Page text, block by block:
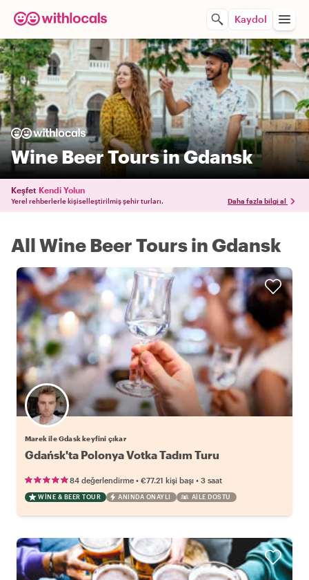
Kaydol
Wine Beer Tours in Gdansk
Keşfet Kendi Yolun
Yerel rehberlerle kişiselleştirilmiş şehir turları. Daha fazla bilgi al
All Wine Beer Tours in Gdansk
Marek ile Gdask keyfini çıkar
Gdańsk'ta Polonya Votka Tadım Turu
84 değerlendirme • €77.21 kişi başı • 3 saat
WINE & BEER TOUR ANINDA ONAYLI AILE DOSTU